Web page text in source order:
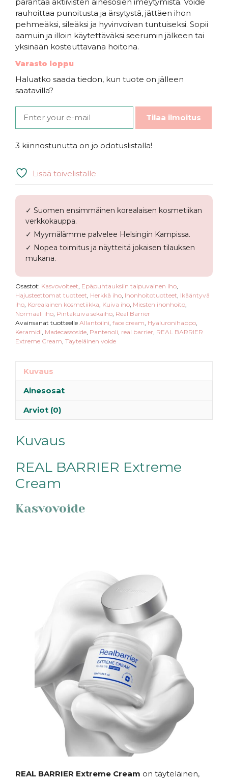
rauhoittaa punoitusta ja ärsytystä, jättäen ihon
pehmeäksi, sileäksi ja hyvinvoivan tuntuiseksi. Sopii
aamuin ja illoin käytettäväksi seerumin jälkeen tai
yksinään kosteuttavana hoitona.
Varasto loppu
Haluatko saada tiedon, kun tuote on jälleen
saatavilla?
Tilaa ilmoitus
3 kiinnostunutta on jo odotuslistalla!
Lisää toivelistalle
✓ Suomen ensimmäinen korealaisen kosmetiikan
verkkokauppa.
✓ Myymälämme palvelee Helsingin Kampissa.
✓ Nopea toimitus ja näytteitä jokaisen tilauksen
mukana.
Osastot: Kasvovoiteet, Epäpuhtauksiin taipuvainen iho,
Hajusteettomat tuotteet, Herkkä iho, Ihonhoitotuotteet, Ikääntyvä
iho, Korealainen kosmetiikka, Kuiva iho, Miesten ihonhoito,
Normaali iho, Pintakuiva sekaiho, Real Barrier
Avainsanat tuotteelle Allantoiini, face cream, Hyaluronihappo,
Keramidi, Madecassoside, Pantenoli, real barrier, REAL BARRIER
Extreme Cream, Täyteläinen voide
Kuvaus
Ainesosat
Arviot (0)
Kuvaus
REAL BARRIER Extreme
Cream
Kasvovoide
REAL BARRIER Extreme Cream on täyteläinen,